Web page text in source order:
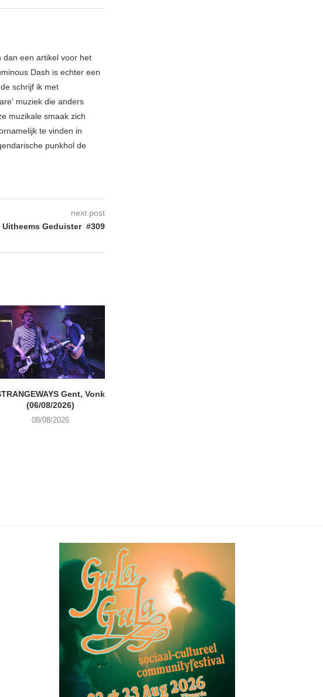
dan een artikel voor het
Dash is echter een
schrijf ik met
muziek die anders
muzikale smaak zich
te vinden in
punkhol de
next post
Uitheems Geduister #309
Gent, Vonk
(06/08/2026)
08/08/2026